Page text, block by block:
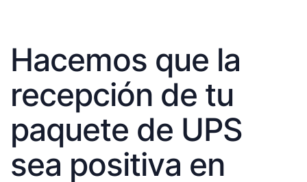
Hacemos que la
recepción de tu
paquete de UPS
sea positiva en